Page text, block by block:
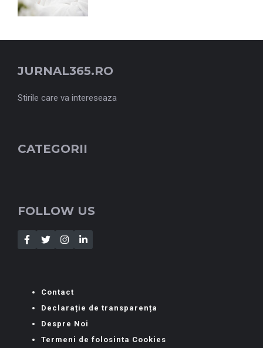
JURNAL365.RO
Stirile care va intereseaza
CATEGORII
FOLLOW US
Contact
Declarație de transparența
Despre Noi
Termeni de folosinta Cookies